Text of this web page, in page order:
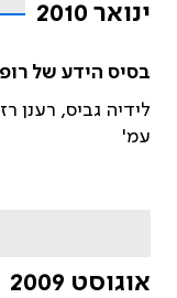
ינואר 2010
בסיס הידע של
לידיה גביס, רענן רז
עמ'
אוגוסט 2009